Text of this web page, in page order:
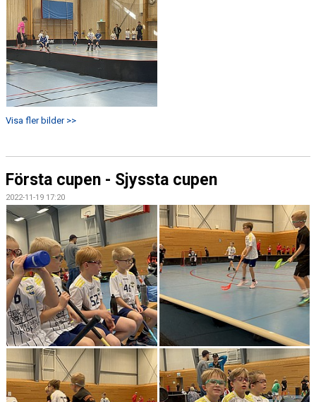
Visa fler bilder >>
Första cupen - Sjyssta cupen
2022-11-19 17:20